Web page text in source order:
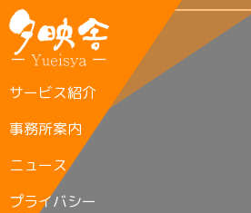
サービス紹介
事務所案内
ニュース
プライバシー